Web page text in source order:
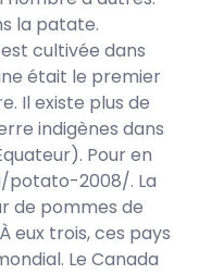
la patate.
cultivée dans
était le premier
Il existe plus de
indigènes dans
Pour en
potato-2008/. La
de pommes de
eux trois, ces pays
Le Canada